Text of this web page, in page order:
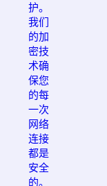
护。
我们
的加
密技
术确
保您
的每
一次
网络
连接
都是
安全
的。